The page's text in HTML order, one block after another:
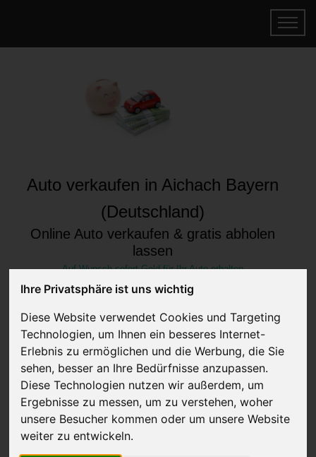
Ihre Privatsphäre ist uns wichtig
Diese Website verwendet Cookies und Targeting
Technologien, um Ihnen ein besseres Internet-
Erlebnis zu ermöglichen und die Werbung, die Sie
sehen, besser an Ihre Bedürfnisse anzupassen.
Diese Technologien nutzen wir außerdem, um
Ergebnisse zu messen, um zu verstehen, woher
unsere Besucher kommen oder um unsere Website
weiter zu entwickeln.
Auto verkaufen in Aichach Bayern
(Deutschland)
Online Auto verkaufen & gratis abholen
lassen
Auf Wunsch sofort Geld für Ihr Auto erhalten
JETZT KOSTENLOSE BEWERTUNG
Kostenloses Angebotfür den Ankauf Ihres Autos inklusive der
Abholung, auf Wunsch sofort Geld. Ihre Daten werden nicht mit Dritten